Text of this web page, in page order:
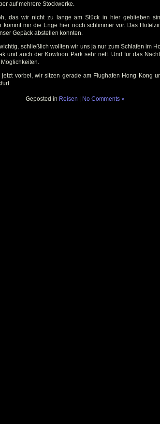
auf mehrere Stockwerke.
das wir nicht zu lange am Stück in hier geblieben
kommt mir die Enge hier noch schlimmer vor. Das
Gepäck abstellen konnten.
schließlich wollten wir uns ja nur zum Schlafen im
und auch der Kowloon Park sehr nett. Und für das
vorbei, wir sitzen gerade am Flughafen Hong Kong
Geposted in Reisen No Comments »